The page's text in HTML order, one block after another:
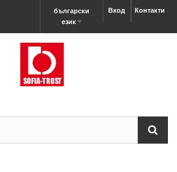
Контакти
Вход
български
език